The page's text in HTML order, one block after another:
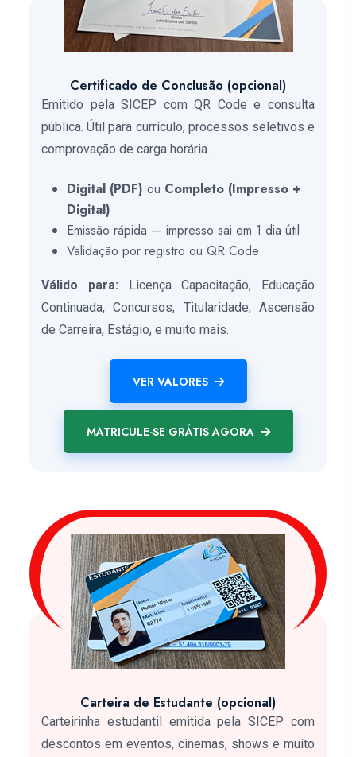
Certificado de Conclusão (opcional)
Emitido pela SICEP com QR Code e consulta
pública. Útil para currículo, processos seletivos e
comprovação de carga horária.
Digital (PDF) ou Completo (Impresso +
Digital)
Emissão rápida — impresso sai em 1 dia útil
Validação por registro ou QR Code
Válido para: Licença Capacitação, Educação
Continuada, Concursos, Titularidade, Ascensão
de Carreira, Estágio, e muito mais.
VER VALORES
MATRICULE-SE GRÁTIS AGORA
Carteira de Estudante (opcional)
Carteirinha estudantil emitida pela SICEP com
descontos em eventos, cinemas, shows e muito